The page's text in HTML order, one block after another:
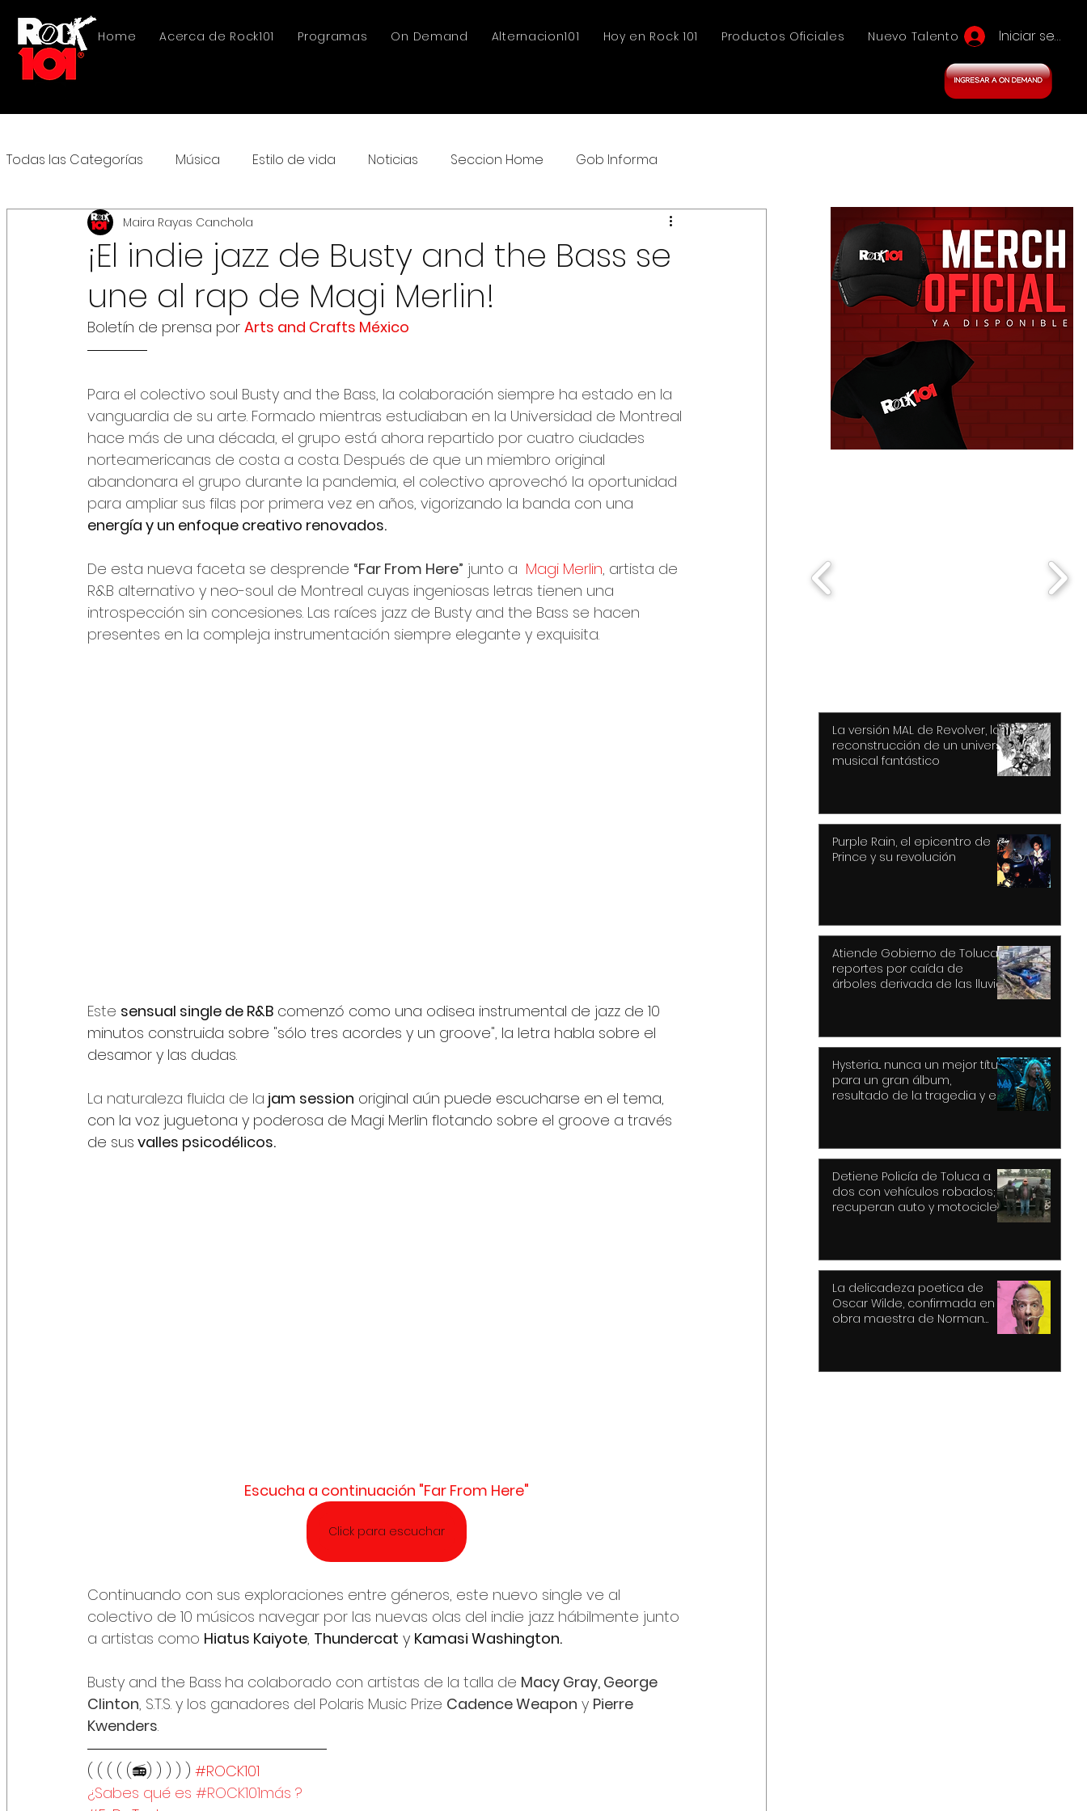
Home Acerca de Rock101 Programas On Demand Alternacion101 Hoy en Rock 101 Productos Oficiales Nuevo Talento Iniciar sesión
Todas las Categorías Música Estilo de vida Noticias Seccion Home Gob Informa
¡El indie jazz de Busty and the Bass se
une al rap de Magi Merlin!
Maira Rayas Canchola
Boletín de prensa por Arts and Crafts México
Para el colectivo soul Busty and the Bass, la colaboración siempre ha estado en la
vanguardia de su arte. Formado mientras estudiaban en la Universidad de Montreal
hace más de una década, el grupo está ahora repartido por cuatro ciudades
norteamericanas de costa a costa. Después de que un miembro original
abandonara el grupo durante la pandemia, el colectivo aprovechó la oportunidad
para ampliar sus filas por primera vez en años, vigorizando la banda con una
energía y un enfoque creativo renovados.
De esta nueva faceta se desprende “Far From Here” junto a Magi Merlin, artista de
R&B alternativo y neo-soul de Montreal cuyas ingeniosas letras tienen una
introspección sin concesiones. Las raíces jazz de Busty and the Bass se hacen
presentes en la compleja instrumentación siempre elegante y exquisita.
Este sensual single de R&B comenzó como una odisea instrumental de jazz de 10
minutos construida sobre "sólo tres acordes y un groove", la letra habla sobre el
desamor y las dudas.
La naturaleza fluida de la jam session original aún puede escucharse en el tema,
con la voz juguetona y poderosa de Magi Merlin flotando sobre el groove a través
de sus valles psicodélicos.
Escucha a continuación "Far From Here"
Click para escuchar
Continuando con sus exploraciones entre géneros, este nuevo single ve al
colectivo de 10 músicos navegar por las nuevas olas del indie jazz hábilmente junto
a artistas como Hiatus Kaiyote, Thundercat y Kamasi Washington.
Busty and the Bass ha colaborado con artistas de la talla de Macy Gray, George
Clinton, S.T.S. y los ganadores del Polaris Music Prize Cadence Weapon y Pierre
Kwenders.
( ( ( ( (📻) ) ) ) ) #ROCK101
¿Sabes qué es #ROCK101más ?
La versión MAL de Revolver, la
reconstrucción de un universo
musical fantástico
Purple Rain, el epicentro de
Prince y su revolución
Atiende Gobierno de Toluca
reportes por caída de
árboles derivada de las lluvias
Hysteria... nunca un mejor título
para un gran álbum,
resultado de la tragedia y el
Detiene Policía de Toluca a
dos con vehículos robados;
recuperan auto y motocicleta
La delicadeza poetica de
Oscar Wilde, confirmada en la
obra maestra de Norman